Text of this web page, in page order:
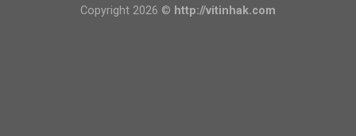
Copyright 2026 © http://vitinhak.com